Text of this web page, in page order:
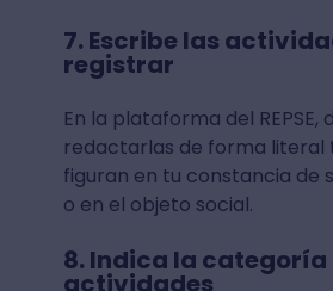
7. Escribe las
registrar
En la plataforma del REPSE,
redactarlas de forma literal
figuran en tu constancia de
o en el objeto social.
8. Indica la categoría
actividades